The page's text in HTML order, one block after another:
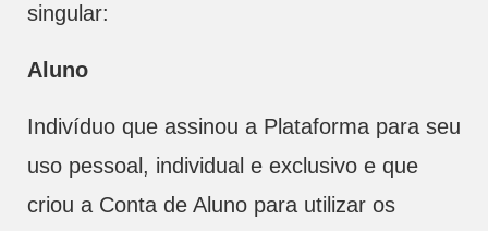
singular:
Aluno
Indivíduo que assinou a Plataforma para seu
uso pessoal, individual e exclusivo e que
criou a Conta de Aluno para utilizar os